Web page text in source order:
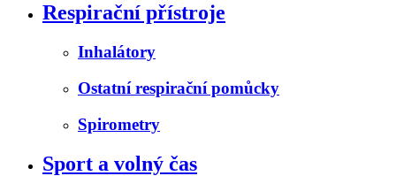
Respirační přístroje
Inhalátory
Ostatní respirační pomůcky
Spirometry
Sport a volný čas